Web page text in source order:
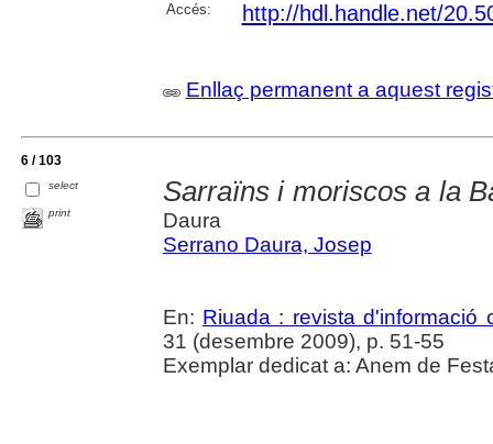
Accés: http://hdl.handle.net/
Enllaç permanent a aquest
6 / 103
select
print
Sarraïns i moriscos a la
Daura
Serrano Daura, Josep
En: Riuada : revista d'informació
31 (desembre 2009), p. 51-55
Exemplar dedicat a: Anem de